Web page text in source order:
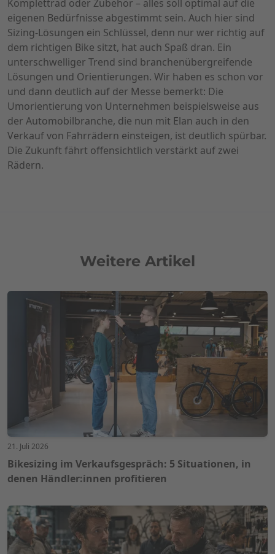
Komplettrad oder Zubehör – alles soll optimal auf die
eigenen Bedürfnisse abgestimmt sein. Auch hier sind
Sizing-Lösungen ein Schlüssel, denn nur wer richtig auf
dem richtigen Bike sitzt, hat auch Spaß dran. Ein
unterschwelliger Trend sind branchenübergreifende
Lösungen und Orientierungen. Wir haben es schon vor
und dann deutlich auf der Messe bemerkt: Die
Umorientierung von Unternehmen beispielsweise aus
der Automobilbranche, die nun mit Elan auch in den
Verkauf von Fahrrädern einsteigen, ist deutlich spürbar.
Die Zukunft fährt offensichtlich verstärkt auf zwei
Rädern.
Weitere Artikel
21. Juli 2026
Bikesizing im Verkaufsgespräch: 5 Situationen, in
denen Händler:innen profitieren